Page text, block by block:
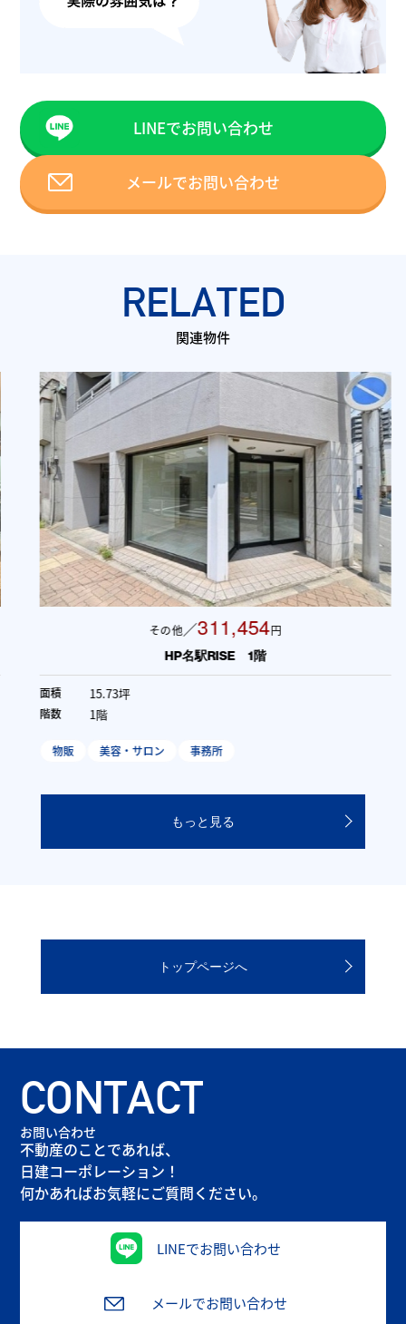
LINEでお問い合わせ
メールでお問い合わせ
RELATED
関連物件
その他／311,454円
HP名駅RISE 1階
面積 15.73坪
階数
物販 美容・サロン 事務所
もっと見る
トップページへ
CONTACT
お問い合わせ
不動産のことであれば、
日建コーポレーション！
何かあればお気軽にご質問ください。
LINEでお問い合わせ
メールでお問い合わせ